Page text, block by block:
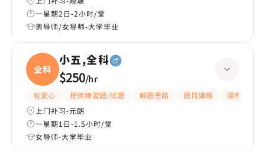
一星期2日-2小时/堂
男导师/女导师-大学毕业
全科
小五,全科
$250/hr
有愛心 提供練習題/試題 解題思路 題目講解
課程設計
上门补习-元朗
一星期1日-1.5小时/堂
女导师-大学毕业